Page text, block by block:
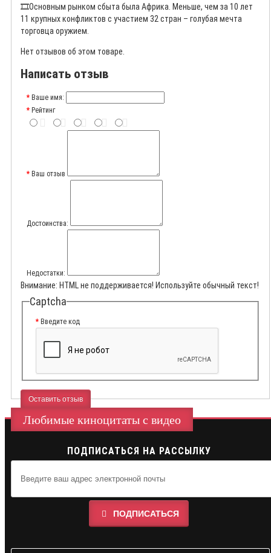
🎞️Основным рынком сбыта была Африка. Меньше, чем за 10 лет
11 крупных конфликтов с участием 32 стран – голубая мечта
торговца оружием.
Нет отзывов об этом товаре.
Написать отзыв
Ваше имя:
Рейтинг
Ваш отзыв
Достоинства:
Недостатки:
Внимание: HTML не поддерживается! Используйте обычный текст!
Captcha
Введите код
Оставить отзыв
Любимые киноцитаты с видео
ПОДПИСАТЬСЯ НА РАССЫЛКУ
ПОДПИСАТЬСЯ